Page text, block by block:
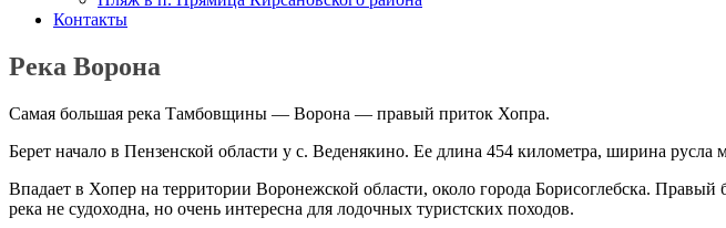
Контакты
Река Ворона
Самая большая река Тамбовщины — Ворона — правый приток Хопра.
Берет начало в Пензенской области у с. Веденякино. Ее длина 454 километра, ширина
Впадает в Хопер на территории Воронежской области, около города Борисоглебска.
река не судоходна, но очень интересна для лодочных туристских походов.